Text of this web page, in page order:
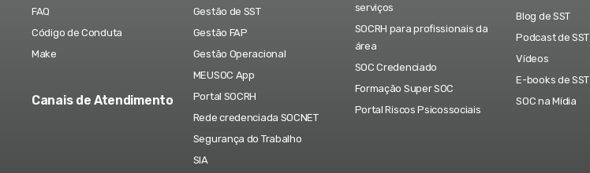
FAQ
Código de Conduta
Make
Canais de Atendimento
Gestão de SST
Gestão FAP
Gestão Operacional
MEUSOC App
Portal SOCRH
Rede credenciada SOCNET
Segurança do Trabalho
SIA
serviços
SOCRH para profissionais da
área
SOC Credenciado
Formação Super SOC
Portal Riscos Psicossociais
Blog de SST
Podcast de SST
Vídeos
E-books de SST
SOC na Mídia